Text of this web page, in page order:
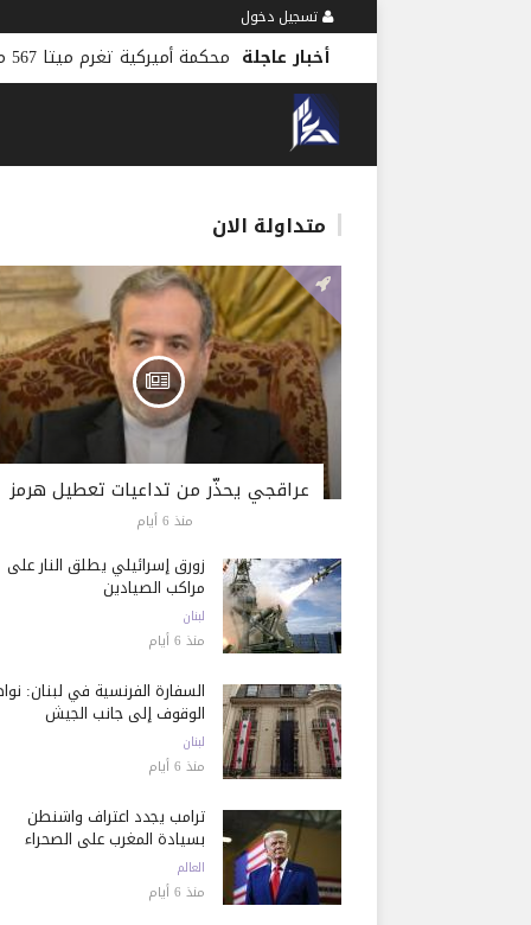
تسجيل دخول
أخبار عاجلة محكمة أميركية تغرم ميتا 567 مليون دولار بسبب الأطفال
متداولة الان
عراقجي يحذّر من تداعيات تعطيل هرمز
منذ 6 أيام
زورق إسرائيلي يطلق النار على
مراكب الصيادين
لبنان
منذ 6 أيام
السفارة الفرنسية في لبنان:
الوقوف إلى جانب الجيش
لبنان
منذ 6 أيام
ترامب يجدد اعتراف واشنطن
بسيادة المغرب على الصحراء
العالم
منذ 6 أيام